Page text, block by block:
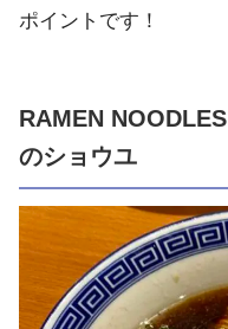
ポイントです！
RAMEN
のショウユ